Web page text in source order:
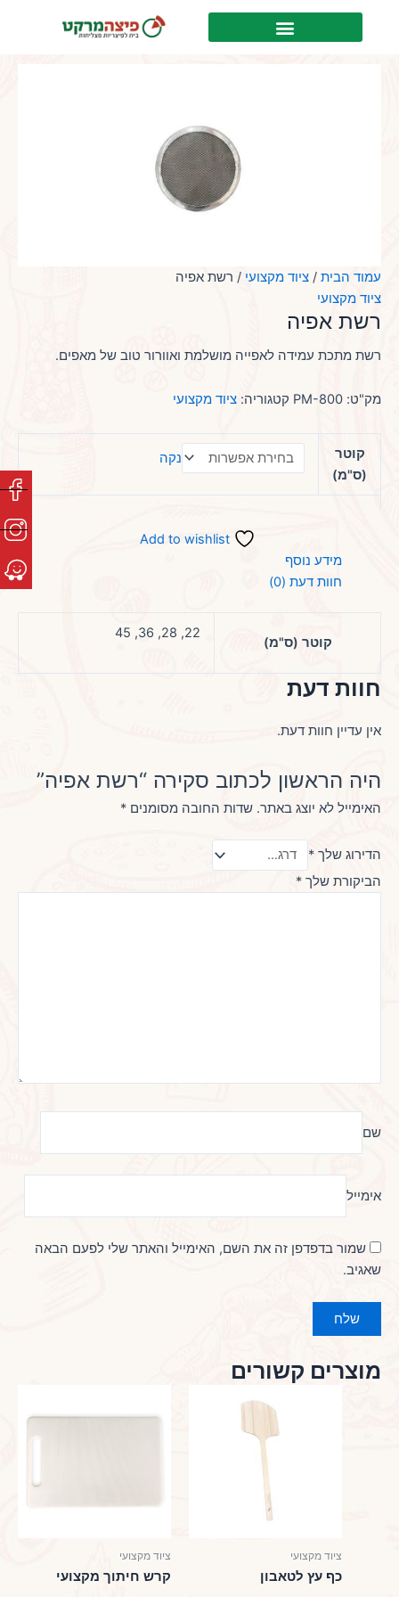
עמוד הבית / ציוד מקצועי / רשת אפיה
ציוד מקצועי
רשת אפיה
רשת מתכת עמידה לאפייה מושלמת ואוורור טוב של מאפים.
מק"ט: PM-800 קטגוריה: ציוד מקצועי
קוטר
(ס"מ)
נקה
כמות
Add to wishlist
מידע נוסף
חוות דעת (0)
קוטר (ס"מ)
22, 28, 36, 45
חוות דעת
אין עדיין חוות דעת.
היה הראשון לכתוב סקירה “רשת אפיה”
האימייל לא יוצג באתר. שדות החובה מסומנים *
הדירוג שלך *
הביקורת שלך *
שם
אימייל
שמור בדפדפן זה את השם, האימייל והאתר שלי לפעם הבאה
שאגיב.
מוצרים קשורים
ציוד מקצועי
כף עץ לטאבון
ציוד מקצועי
קרש חיתוך מקצועי